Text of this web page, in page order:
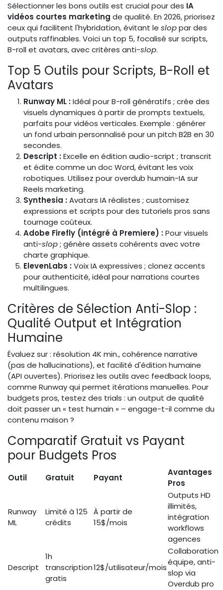
Sélectionner les bons outils est crucial pour des IA
vidéos courtes marketing de qualité. En 2026, priorisez
ceux qui facilitent l'hybridation, évitant le sloppar des
outputs raffinables. Voici un top 5, focalisé sur scripts,
B-roll et avatars, avec critères anti-slop.
Top 5 Outils pour Scripts, B-Roll et
Avatars
Runway ML :Idéal pour B-roll génératifs ; crée des
visuels dynamiques à partir de prompts textuels,
parfaits pour vidéos verticales. Exemple : générer
un fond urbain personnalisé pour un pitch B2B en 30
secondes.
Descript :Excelle en édition audio-script ; transcrit
et édite comme un doc Word, évitant les voix
robotiques. Utilisez pour overdub humain-IA sur
Reels marketing.
Synthesia :Avatars IA réalistes ; customisez
expressions et scripts pour des tutoriels pros sans
tournage coûteux.
Adobe Firefly (intégré à Premiere) :Pour visuels
anti-slop; génère assets cohérents avec votre
charte graphique.
ElevenLabs :Voix IA expressives ; clonez accents
pour authenticité, idéal pour narrations courtes
multilingues.
Critères de Sélection Anti-Slop :
Qualité Output et Intégration
Humaine
Évaluez sur : résolution 4K min., cohérence narrative
(pas de hallucinations), et facilité d'édition humaine
(API ouvertes). Priorisez les outils avec feedback loops,
comme Runway qui permet itérations manuelles. Pour
budgets pros, testez des trials : un output de qualité
doit passer un « test humain » – engage-t-il comme du
contenu maison ?
Comparatif Gratuit vs Payant
pour Budgets Pros
Outil Gratuit Payant
Avantages
Pros
Runway
ML
Limité à 125
crédits
À partir de
15$/mois
Outputs HD
illimités,
intégration
workflows
agences
Descript
1h
transcription
gratis
12$/utilisateur/mois
Collaboration
équipe, anti-
slop via
Overdub pro